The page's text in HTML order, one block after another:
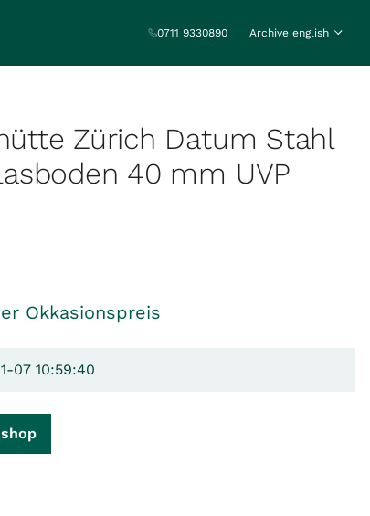
0711 9330890 Archive english
Zürich Datum Stahl
40 mm UVP
Okkasionspreis
07 10:59:40